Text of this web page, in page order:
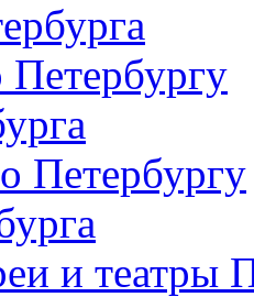
Петербургу
и театры